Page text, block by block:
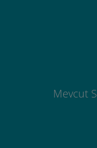
Mevcut